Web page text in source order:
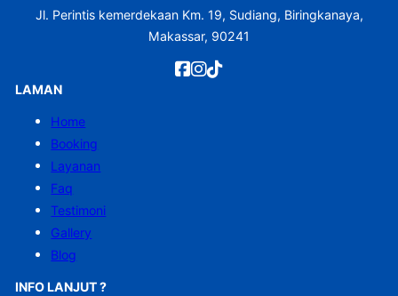
Jl. Perintis kemerdekaan Km. 19, Sudiang, Biringkanaya,
Makassar, 90241
LAMAN
Home
Booking
Layanan
Faq
Testimoni
Gallery
Blog
INFO LANJUT ?